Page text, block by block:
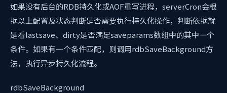
如果没有后台的RDB持久化或AOF重写进程，serverCron会根
据以上配置及状态判断是否需要执行持久化操作，判断依据就
是看lastsave、dirty是否满足saveparams数组中的其中一个
条件。如果有一个条件匹配，则调用rdbSaveBackground方
法，执行异步持久化流程。
rdbSaveBackground